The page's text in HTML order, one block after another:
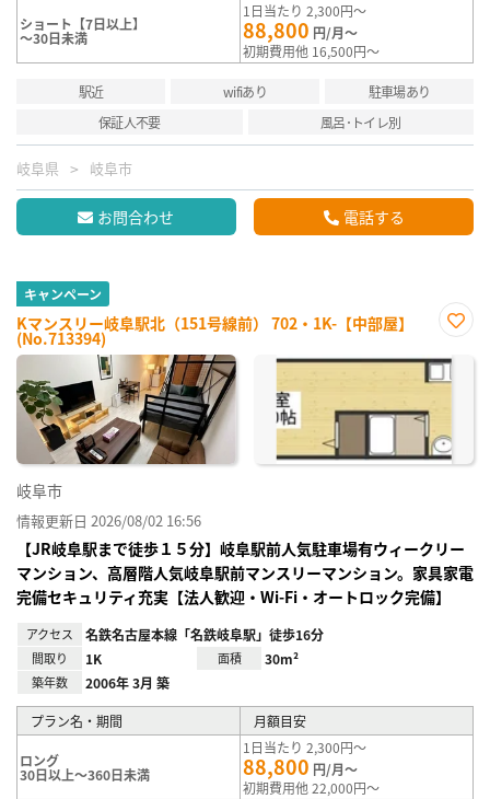
ショート【7日以上】
～30日未満
1日当たり 2,300円～
88,800 円/月～
初期費用他 16,500円～
駅近 wifiあり
駐車場あり
保証人不要
風呂･トイレ別
岐阜県 岐阜市
お問合わせ 電話する
キャンペーン
Kマンスリー岐阜駅北（151号線前） 702・1K-【中部屋】
(No.713394)
に入
り登
岐阜市
情報更新日 2026/08/02 16:56
【JR岐阜駅まで徒歩１５分】岐阜駅前人気駐車場有ウィークリー
マンション、高層階人気岐阜駅前マンスリーマンション。家具家電
完備セキュリティ充実【法人歓迎・Wi-Fi・オートロック完備】
アクセス 名鉄名古屋本線「名鉄岐阜駅」徒歩16分
間取り 1K 面積 30m²
築年数 2006年 3月 築
プラン名・期間 月額目安
ロング
30日以上～360日未満
1日当たり 2,300円～
88,800 円/月～
初期費用他 22,000円～